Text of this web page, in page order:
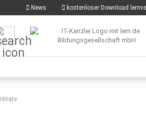
News kostenloser Download
Suche...